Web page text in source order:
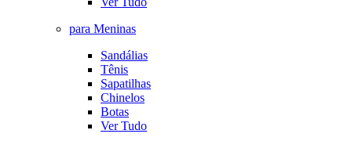
para Meninas
Sandálias
Tênis
Sapatilhas
Chinelos
Botas
Ver Tudo